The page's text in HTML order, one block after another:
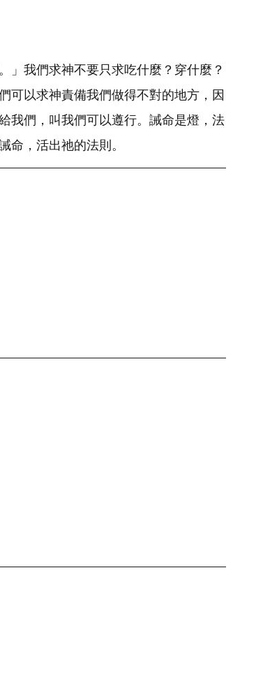
」我們求神不要只求吃什麼？穿什麼？
可以求神責備我們做得不對的地方，因
我們，叫我們可以遵行。誡命是燈，法
命，活出祂的法則。